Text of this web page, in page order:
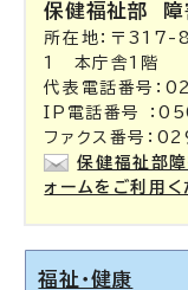
保健福祉部
所在地：〒317-
1 本庁舎1階
代表電話番号：
IP電話番号
ファクス番号：
保健福祉部
ォームをご利用く
福祉・健康